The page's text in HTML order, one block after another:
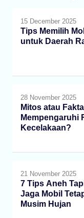
15 December 2025
Tips Memilih
untuk Daerah
28 November 2025
Mitos atau
Mempengaruhi
Kecelakaan?
21 November 2025
7 Tips Aneh
Jaga Mobil
Musim Hujan